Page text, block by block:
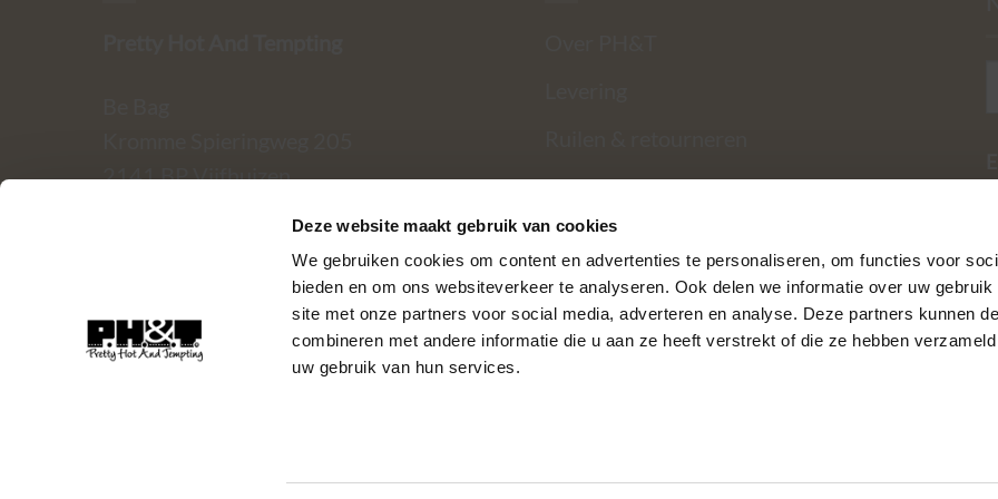
Deze website maakt gebruik van cookies
We gebruiken cookies om content en advertenties te personaliseren, om functies voor
bieden en om ons websiteverkeer te analyseren. Ook delen we informatie over uw gebruik
site met onze partners voor social media, adverteren en analyse. Deze partners kunnen
combineren met andere informatie die u aan ze heeft verstrekt of die ze hebben
uw gebruik van hun services.
2141 BP Vijfhuizen
BTW. NL002080714B79
T: 06-22288833
Betaalmethoden
Garantie
Contact
Privacy Policy